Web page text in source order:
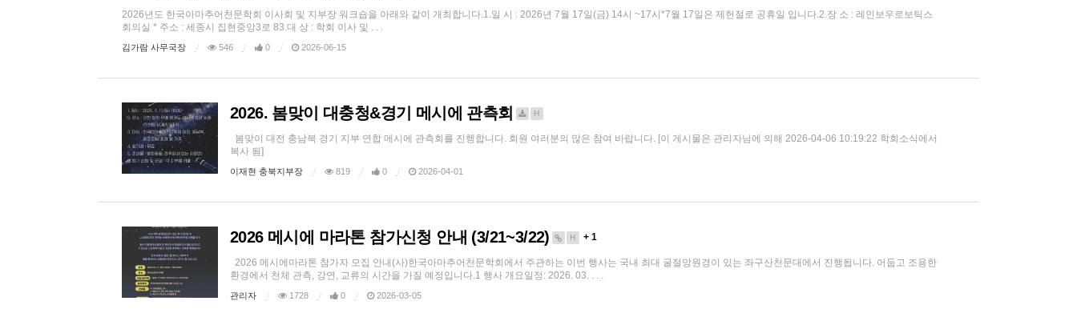
2026년도 한국아마추어천문학회 이사회 및 지부장 워크숍을 아래와 같이 개최합니다.1.일 시 : 2026년 7월 17일(금) 14시 ~17시*7월 17일은 제헌절로 공휴일 입니다.2.장 소 : 레인보우로보틱스
회의실 * 주소 : 세종시 집현중앙3로 83.대 상 : 학회 이사 및 . . .
김가람 사무국장 546 0 2026-06-15
2026. 봄맞이 대충청&경기 메시에 관측회 H
봄맞이 대전 충남북 경기 지부 연합 메시에 관측회를 진행합니다. 회원 여러분의 많은 참여 바랍니다. [이 게시물은 관리자님에 의해 2026-04-06 10:19:22 학회소식에서
복사 됨]
이재현 충북지부장 819 0 2026-04-01
2026 메시에 마라톤 참가신청 안내 (3/21~3/22) H + 1
2026 메시에마라톤 참가자 모집 안내(사)한국아마추어천문학회에서 주관하는 이번 행사는 국내 최대 굴절망원경이 있는 좌구산천문대에서 진행됩니다. 어둡고 조용한
환경에서 천체 관측, 강연, 교류의 시간을 가질 예정입니다.1 행사 개요일정: 2026. 03. . . .
관리자 1728 0 2026-03-05